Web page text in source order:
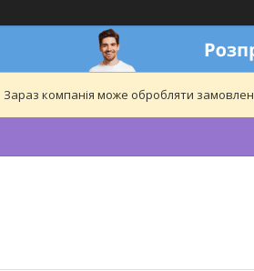
Зараз компанія може обробляти